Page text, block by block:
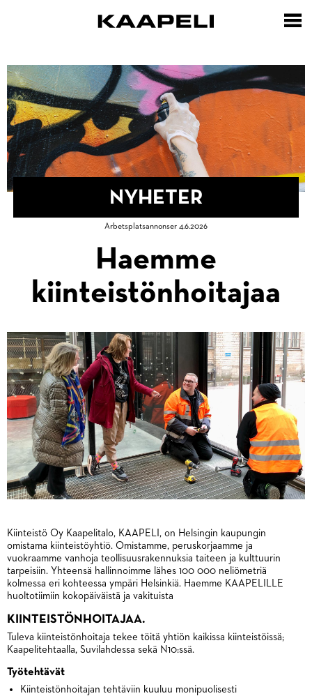
NYHETER
Arbetsplatsannonser 4.6.2026
Haemme
kiinteistönhoitajaa
Kiinteistö Oy Kaapelitalo, KAAPELI, on Helsingin kaupungin
omistama kiinteistöyhtiö. Omistamme, peruskorjaamme ja
vuokraamme vanhoja teollisuusrakennuksia taiteen ja kulttuurin
tarpeisiin. Yhteensä hallinnoimme lähes 100 000 neliömetriä
kolmessa eri kohteessa ympäri Helsinkiä. Haemme KAAPELILLE
huoltotiimiin kokopäiväistä ja vakituista
KIINTEISTÖNHOITAJAA.
Tuleva kiinteistönhoitaja tekee töitä yhtiön kaikissa kiinteistöissä;
Kaapelitehtaalla, Suvilahdessa sekä N10:ssä.
Työtehtävät
Kiinteistönhoitajan tehtäviin kuuluu monipuolisesti